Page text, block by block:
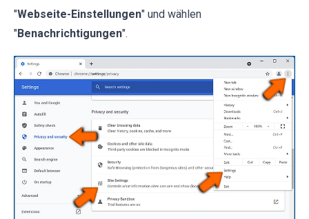
"Webseite-Einstellungen" und wählen
"Benachrichtigungen".